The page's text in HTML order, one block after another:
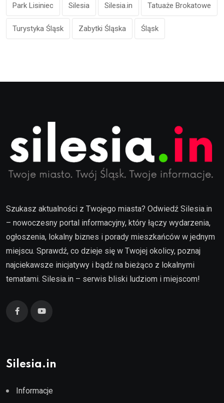
Park Lisiniec Silesia Silesia.in Tatuaże Brokatowe
Turystyka Śląsk Zabytki Śląska Śląsk
Szukasz aktualności z Twojego miasta? Odwiedź Silesia.in
– nowoczesny portal informacyjny, który łączy wydarzenia,
ogłoszenia, lokalny biznes i porady mieszkańców w jednym
miejscu. Sprawdź, co dzieje się w Twojej okolicy, poznaj
najciekawsze inicjatywy i bądź na bieżąco z lokalnymi
tematami. Silesia.in – serwis bliski ludziom i miejscom!
Silesia.in
Informacje